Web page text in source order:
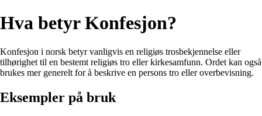
Hva betyr Konfesjon?
Konfesjon i norsk betyr vanligvis en religiøs trosbekjennelse eller
tilhørighet til en bestemt religiøs tro eller kirkesamfunn. Ordet kan også
brukes mer generelt for å beskrive en persons tro eller overbevisning.
Eksempler på bruk